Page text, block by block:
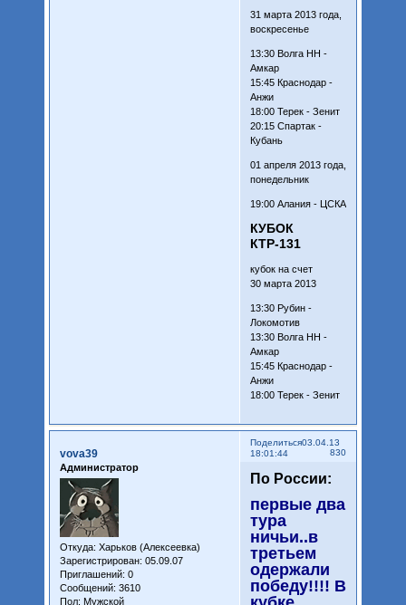
31 марта 2013 года,
воскресенье
13:30 Волга НН -
Амкар
15:45 Краснодар -
Анжи
18:00 Терек - Зенит
20:15 Спартак -
Кубань
01 апреля 2013 года,
понедельник
19:00 Алания - ЦСКА
КУБОК
КТР-131
кубок на счет
30 марта 2013
13:30 Рубин -
Локомотив
13:30 Волга НН -
Амкар
15:45 Краснодар -
Анжи
18:00 Терек - Зенит
Поделиться
830
03.04.13
18:01:44
vova39
Администратор
Откуда: Харьков (Алексеевка)
Зарегистрирован: 05.09.07
Приглашений: 0
Сообщений: 3610
Пол: Мужской
По России:
первые два
тура
ничьи..в
третьем
одержали
победу!!!! В